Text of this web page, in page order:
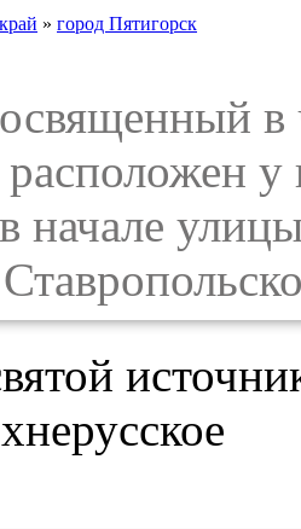
» город Пятигорск
в
расположен
начале